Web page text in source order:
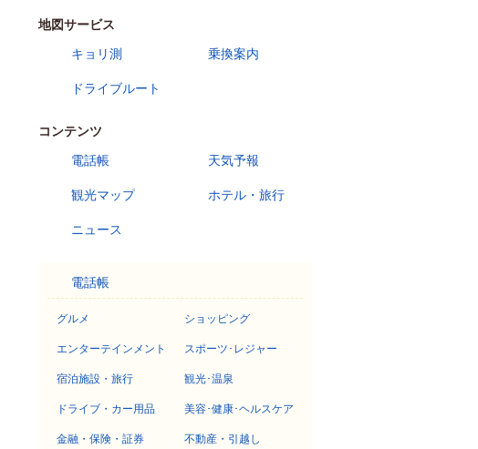
地図サービス
キョリ測
乗換案内
ドライブルート
コンテンツ
電話帳
天気予報
観光マップ ホテル・旅行
ニュース
電話帳
グルメ ショッピング
エンターテインメント スポーツ･レジャー
宿泊施設・旅行 観光･温泉
ドライブ・カー用品 美容･健康･ヘルスケア
金融・保険・証券 不動産・引越し